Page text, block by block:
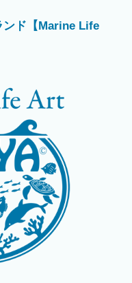
ンド【Marine Life